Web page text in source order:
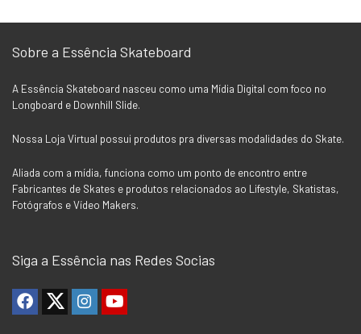
Sobre a Essência Skateboard
A Essência Skateboard nasceu como uma Mídia Digital com foco no
Longboard e Downhill Slide.
Nossa Loja Virtual possui produtos pra diversas modalidades do Skate.
Aliada com a mídia, funciona como um ponto de encontro entre
Fabricantes de Skates e produtos relacionados ao Lifestyle, Skatistas,
Fotógrafos e Vídeo Makers.
Siga a Essência nas Redes Socias